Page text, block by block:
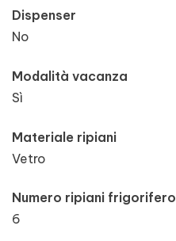
Dispenser
No
Modalità vacanza
Sì
Materiale ripiani
Vetro
Numero ripiani frigorifero
6